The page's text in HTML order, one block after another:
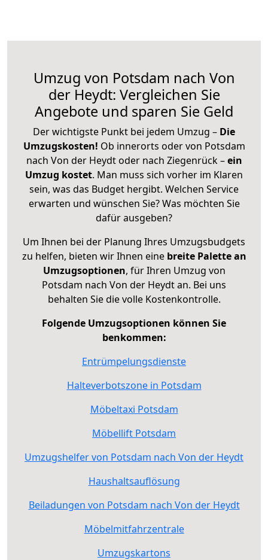
Umzug von Potsdam nach Von
der Heydt: Vergleichen Sie
Angebote und sparen Sie Geld
Der wichtigste Punkt bei jedem Umzug – Die
Umzugskosten! Ob innerorts oder von Potsdam
nach Von der Heydt oder nach Ziegenrück –ein
Umzug kostet. Man muss sich vorher im Klaren
sein, was das Budget hergibt. Welchen Service
erwarten und wünschen Sie? Was möchten Sie
dafür ausgeben?
Um Ihnen bei der Planung Ihres Umzugsbudgets
zu helfen, bieten wir Ihnen eine breite Palette an
Umzugsoptionen, für Ihren Umzug von
Potsdam nach Von der Heydt an. Bei uns
behalten Sie die volle Kostenkontrolle.
Folgende Umzugsoptionen können Sie
benkommen:
Entrümpelungsdienste
Halteverbotszone in Potsdam
Möbeltaxi Potsdam
Möbellift Potsdam
Umzugshelfer von Potsdam nach Von der Heydt
Haushaltsauflösung
Beiladungen von Potsdam nach Von der Heydt
Möbelmitfahrzentrale
Umzugskartons